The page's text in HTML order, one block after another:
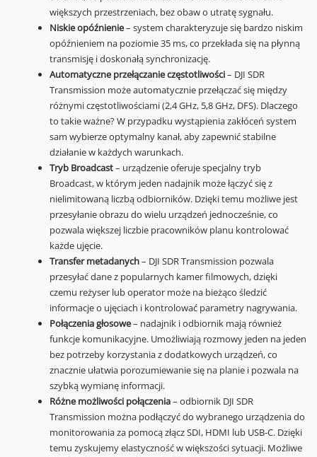
większych przestrzeniach, bez obaw o utratę sygnału.
Niskie opóźnienie– system charakteryzuje się bardzo niskim
opóźnieniem na poziomie 35 ms, co przekłada się na płynną
transmisję i doskonałą synchronizację.
Automatyczne przełączanie częstotliwości– DJI SDR
Transmission może automatycznie przełączać się między
różnymi częstotliwościami (2,4 GHz, 5,8 GHz, DFS). Dlaczego
to takie ważne? W przypadku wystąpienia zakłóceń system
sam wybierze optymalny kanał, aby zapewnić stabilne
działanie w każdych warunkach.
Tryb Broadcast– urządzenie oferuje specjalny tryb
Broadcast, w którym jeden nadajnik może łączyć się z
nielimitowaną liczbą odbiorników. Dzięki temu możliwe jest
przesyłanie obrazu do wielu urządzeń jednocześnie, co
pozwala większej liczbie pracowników planu kontrolować
każde ujęcie.
Transfer metadanych– DJI SDR Transmission pozwala
przesyłać dane z popularnych kamer filmowych, dzięki
czemu reżyser lub operator może na bieżąco śledzić
informacje o ujęciach i kontrolować parametry nagrywania.
Połączenia głosowe– nadajnik i odbiornik mają również
funkcje komunikacyjne. Umożliwiają rozmowy jeden na jeden
bez potrzeby korzystania z dodatkowych urządzeń, co
znacznie ułatwia porozumiewanie się na planie i pozwala na
szybką wymianę informacji.
Różne możliwości połączenia– odbiornik DJI SDR
Transmission można podłączyć do wybranego urządzenia do
monitorowania za pomocą złącz SDI, HDMI lub USB-C. Dzięki
temu zyskujemy elastyczność w większości sytuacji. Możliwe